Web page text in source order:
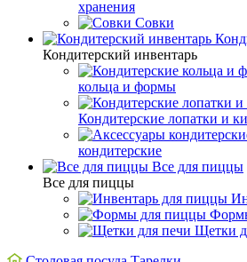
хранения
Совки
Кондитерский инвентарь
кольца и формы
Кондитерские лопатки и
кондитерские
Все для пиццы
Все для пиццы
Щетки